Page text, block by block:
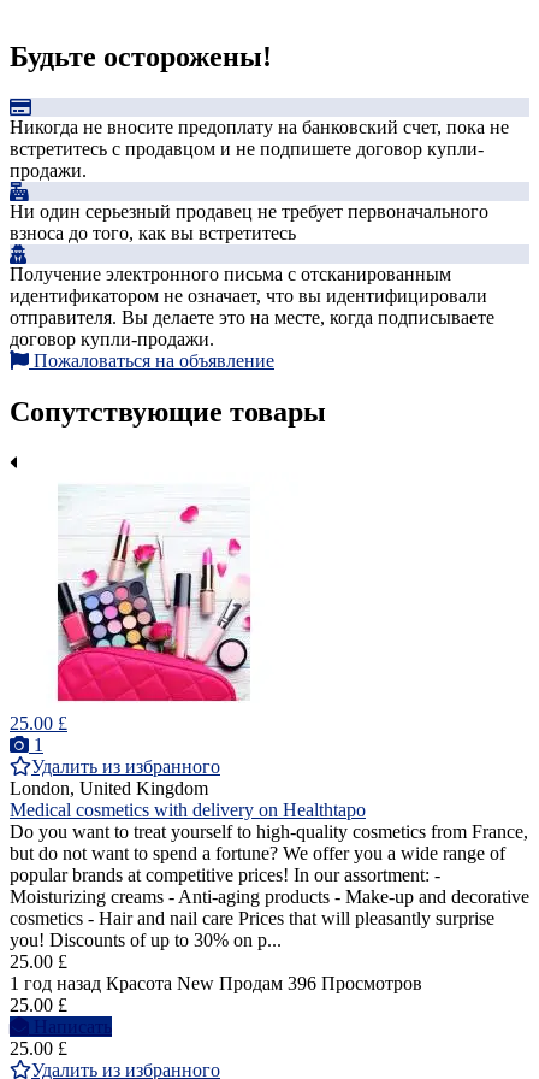
Будьте осторожены!
Никогда не вносите предоплату на банковский счет, пока не
встретитесь с продавцом и не подпишете договор купли-
продажи.
Ни один серьезный продавец не требует первоначального
взноса до того, как вы встретитесь
Получение электронного письма с отсканированным
идентификатором не означает, что вы идентифицировали
отправителя. Вы делаете это на месте, когда подписываете
договор купли-продажи.
Пожаловаться на объявление
Сопутствующие товары
25.00 £
1
Удалить из избранного
London, United Kingdom
Medical cosmetics with delivery on Healthtapo
Do you want to treat yourself to high-quality cosmetics from France,
but do not want to spend a fortune? We offer you a wide range of
popular brands at competitive prices! In our assortment: -
Moisturizing creams - Anti-aging products - Make-up and decorative
cosmetics - Hair and nail care Prices that will pleasantly surprise
you! Discounts of up to 30% on p...
25.00 £
1 год назад Красота New Продам 396 Просмотров
25.00 £
Написать
25.00 £
Удалить из избранного